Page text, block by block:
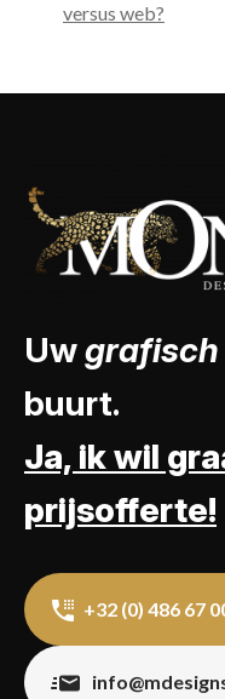
versus web?
Uw
buurt.
Ja, ik wil
prijsofferte!
+32 (0) 486 67